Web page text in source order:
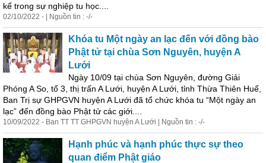
kể trong sự nghiệp tu học....
02/10/2022 - | Nguồn tin : -/-
Khóa tu Một ngày an lạc đến với đồng bào
Phật tử tại chùa Sơn Nguyên, huyện A
Lưới
Ngày 10/09 tại chùa Sơn Nguyên, đường Giải
Phóng A So, tổ 3, thị trấn A Lưới, huyện A Lưới, tỉnh Thừa Thiên Huế,
Ban Trị sự GHPGVN huyện A Lưới đã tổ chức khóa tu “Một ngày an
lạc” đến đồng bào Phật tử các giới....
10/09/2022 - Ban TT TT GHPGVN huyện A Lưới | Nguồn tin : -/-
Hạnh phúc và hạnh phúc thực sự theo
quan điểm Phật giáo